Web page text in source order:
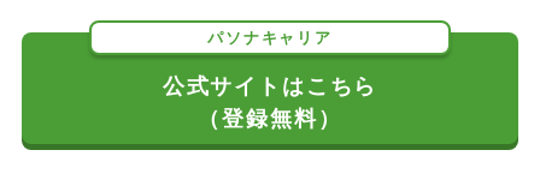
パソナキャリア
公式サイトはこちら
（登録無料）